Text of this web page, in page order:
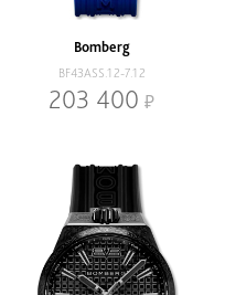
Механический
Bomberg
BF43ASS.12-7.12
203 400